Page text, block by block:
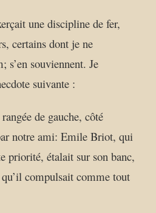
une discipline de fer,
certains dont je ne
s’en souviennent. Je
suivante :
de gauche, côté
notre ami: Emile Briot, qui
priorité, étalait sur son banc,
compulsait comme tout